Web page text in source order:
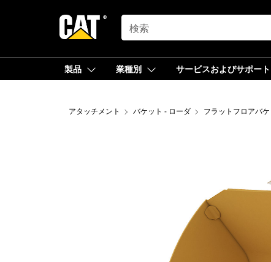
SEARCH
製品 業種別 サービスおよびサポート
アタッチメント バケット - ローダ